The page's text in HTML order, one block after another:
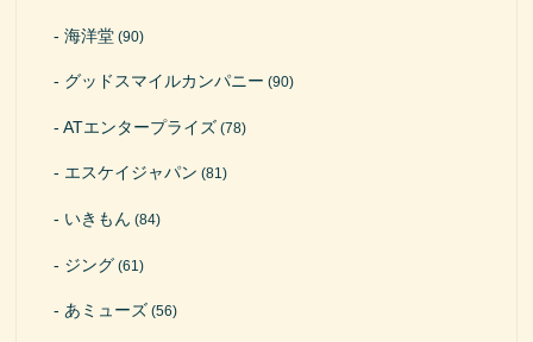
海洋堂 (90)
グッドスマイルカンパニー (90)
ATエンタープライズ (78)
エスケイジャパン (81)
いきもん (84)
ジング (61)
あミューズ (56)